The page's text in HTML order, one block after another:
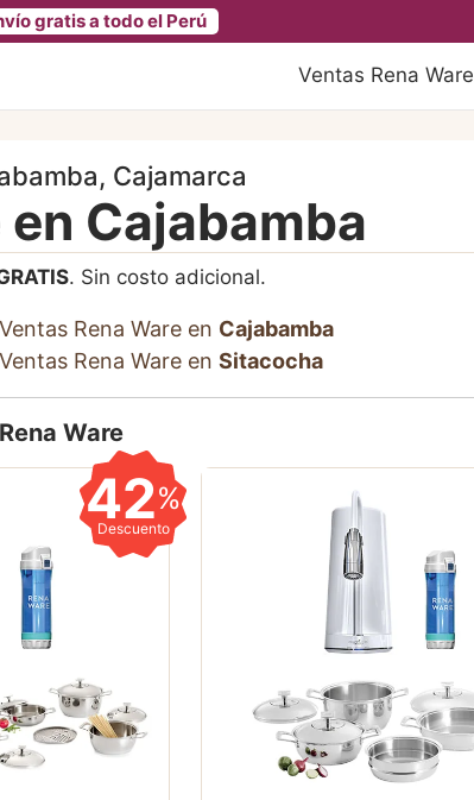
gratis a todo el Perú
Ventas Rena Ware
Cajamarca
en Cajabamba
. Sin costo adicional.
Ventas Rena Ware en Cajabamba
Ventas Rena Ware en Sitacocha
Ware
42%
Descuento